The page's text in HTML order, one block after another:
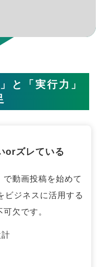
と「実行力」
orズレている
で動画投稿を始めて
ビジネスに活用する
欠です。